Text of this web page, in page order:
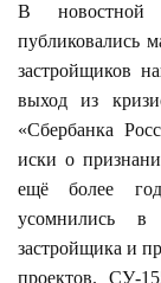
В новостной
публиковались
застройщиков
выход из
«Сбербанка
иски о
ещё более
усомнились в
застройщика и
проектов. СУ-